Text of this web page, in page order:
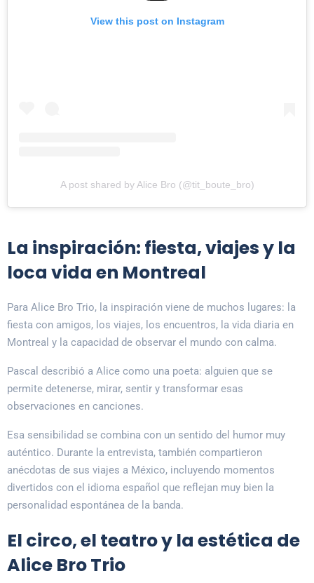
View this post on Instagram
A post shared by Alice Bro (@tit_boute_bro)
La inspiración: fiesta, viajes y la
loca vida en Montreal
Para Alice Bro Trio, la inspiración viene de muchos lugares: la
fiesta con amigos, los viajes, los encuentros, la vida diaria en
Montreal y la capacidad de observar el mundo con calma.
Pascal describió a Alice como una poeta: alguien que se
permite detenerse, mirar, sentir y transformar esas
observaciones en canciones.
Esa sensibilidad se combina con un sentido del humor muy
auténtico. Durante la entrevista, también compartieron
anécdotas de sus viajes a México, incluyendo momentos
divertidos con el idioma español que reflejan muy bien la
personalidad espontánea de la banda.
El circo, el teatro y la estética de
Alice Bro Trio